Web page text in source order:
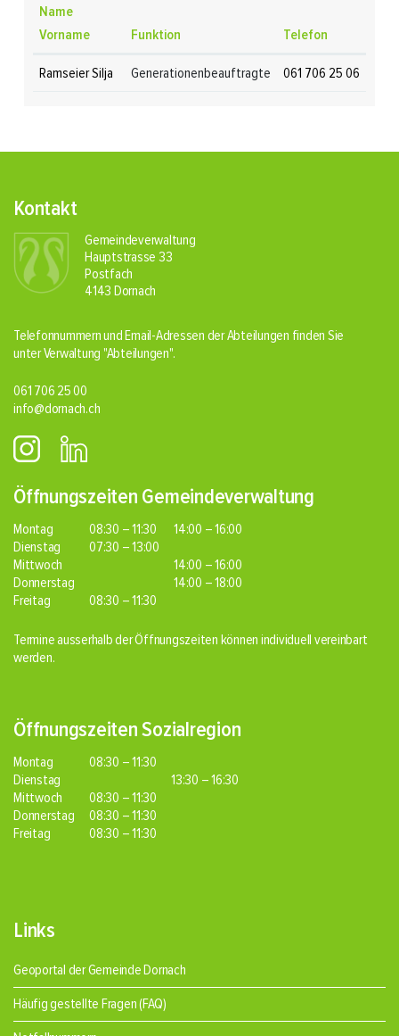
Name
Vorname
Funktion Telefon
Ramseier Silja Generationenbeauftragte 061 706 25 06
Fusszeile
Kontakt
Gemeindeverwaltung
Hauptstrasse 33
Postfach
4143 Dornach
Telefonnummern und Email-Adressen der Abteilungen finden Sie
unter Verwaltung "Abteilungen".
061 706 25 00
info@dornach.ch
Öffnungszeiten Gemeindeverwaltung
Montag 08:30 – 11:30
14:00 – 16:00
Dienstag
07:30 – 13:00
Mittwoch
14:00 – 16:00
Donnerstag
14:00 – 18:00
Freitag
08:30 – 11:30
Termine ausserhalb der Öffnungszeiten können individuell vereinbart
werden.
Öffnungszeiten Sozialregion
Montag
08:30 – 11:30
Dienstag
13:30 – 16:30
Mittwoch
08:30 – 11:30
Donnerstag
08:30 – 11:30
Freitag
08:30 – 11:30
Links
Geoportal der Gemeinde Dornach
Häufig gestellte Fragen (FAQ)